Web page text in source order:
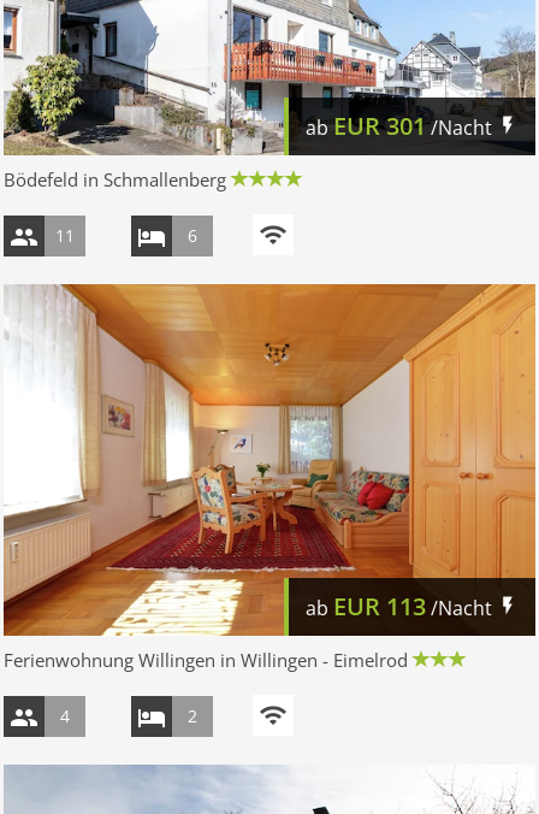
abEUR301/Nacht
Bödefeld in Schmallenberg
11 6
ab EUR 113/Nacht
Ferienwohnung Willingen in Willingen - Eimelrod
4 2